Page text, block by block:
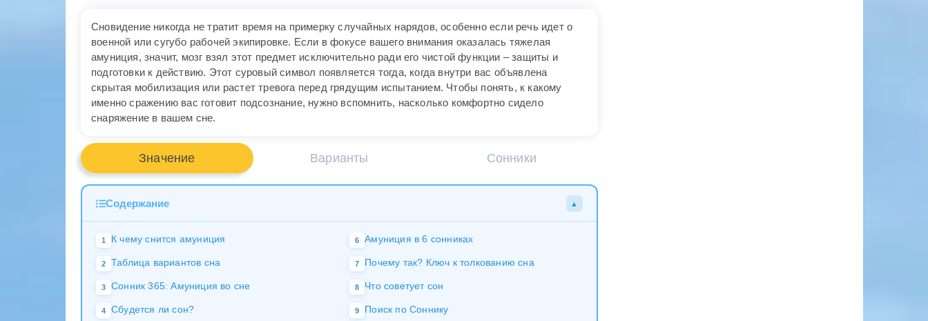
Сновидение никогда не тратит время на примерку случайных нарядов, особенно если речь идет о
военной или сугубо рабочей экипировке. Если в фокусе вашего внимания оказалась тяжелая
амуниция, значит, мозг взял этот предмет исключительно ради его чистой функции – защиты и
подготовки к действию. Этот суровый символ появляется тогда, когда внутри вас объявлена
скрытая мобилизация или растет тревога перед грядущим испытанием. Чтобы понять, к какому
именно сражению вас готовит подсознание, нужно вспомнить, насколько комфортно сидело
снаряжение в вашем сне.
Значение Варианты Сонники
Содержание ▲
1 К чему снится амуниция
2 Таблица вариантов сна
3 Сонник 365: Амуниция во сне
4 Сбудется ли сон?
6 Амуниция в 6 сонниках
7 Почему так? Ключ к толкованию сна
8 Что советует сон
9 Поиск по Соннику